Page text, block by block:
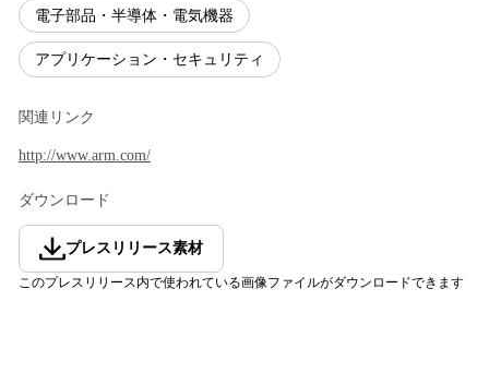
電子部品・半導体・電気機器
アプリケーション・セキュリティ
関連リンク
http://www.arm.com/
ダウンロード
プレスリリース素材
このプレスリリース内で使われている画像ファイルがダウンロードできます